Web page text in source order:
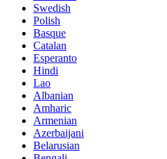
Swedish
Polish
Basque
Catalan
Esperanto
Hindi
Lao
Albanian
Amharic
Armenian
Azerbaijani
Belarusian